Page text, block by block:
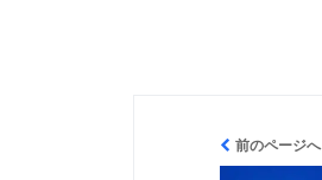
前のページへ